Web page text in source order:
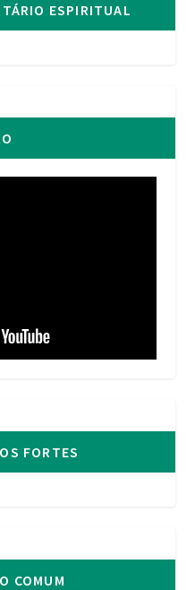
ESPIRITUAL
FORTES
COMUM